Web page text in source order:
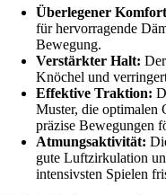
Überlegener
für hervorragende
Bewegung.
Verstärkter Halt:
Knöchel und
Effektive Traktion:
Muster, die optimalen
präzise Bewegungen
Atmungsaktivität:
gute Luftzirkulation
intensivsten Spielen